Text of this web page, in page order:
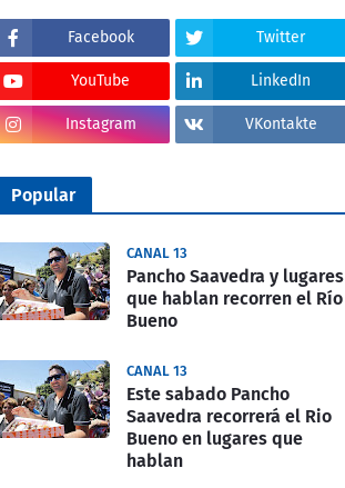
Facebook Twitter
YouTube LinkedIn
Instagram VKontakte
Popular
CANAL 13
Pancho Saavedra y lugares
que hablan recorren el Río
Bueno
CANAL 13
Este sabado Pancho
Saavedra recorrerá el Rio
Bueno en lugares que
hablan